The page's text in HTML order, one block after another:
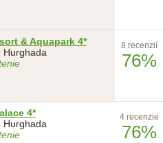
& Aquapark 4*
Hurghada
8 recenzií
76%
4*
Hurghada
4 recenzie
76%